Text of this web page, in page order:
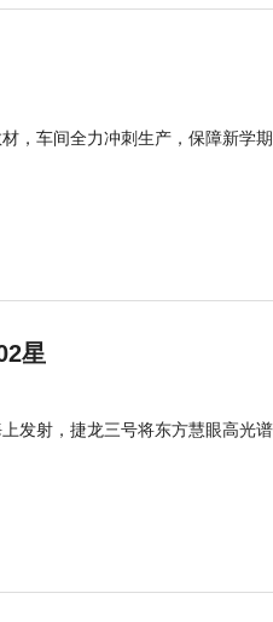
，车间全力冲刺生产，保障新学
星
发射，捷龙三号将东方慧眼高光